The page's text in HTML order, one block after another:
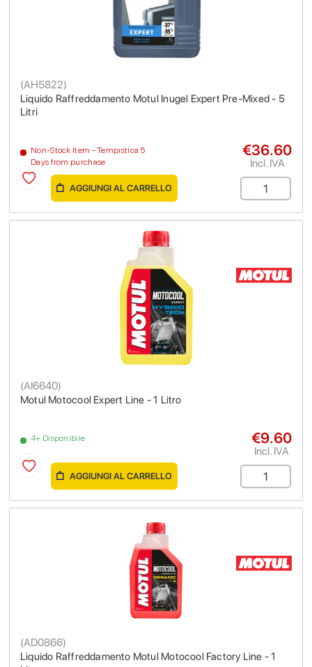
Liquido Raffreddamento Motul Inugel Expert Pre-Mixed - 5
Litri
(AH5822)
Non-Stock Item - Tempistica 5
Days from purchase
€36.60
Incl. IVA
AGGIUNGI AL CARRELLO
Motul Motocool Expert Line - 1 Litro
(AI6640)
4+ Disponibile €9.60
Incl. IVA
AGGIUNGI AL CARRELLO
Liquido Raffreddamento Motul Motocool Factory Line - 1
(AD0866)